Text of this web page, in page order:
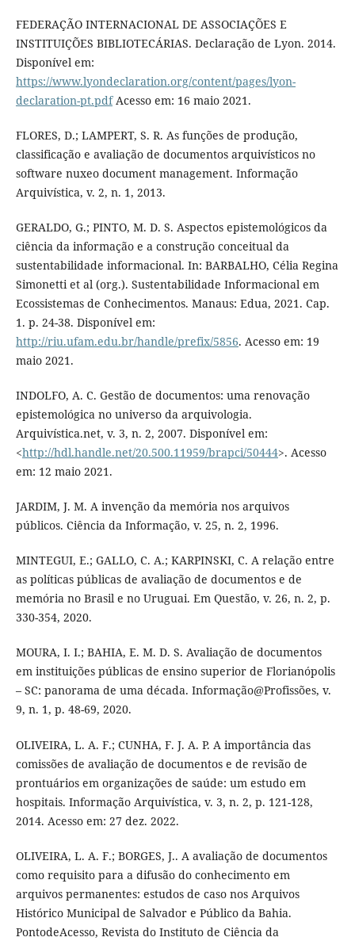
FEDERAÇÃO INTERNACIONAL DE ASSOCIAÇÕES E
INSTITUIÇÕES BIBLIOTECÁRIAS. Declaração de Lyon. 2014.
Disponível em:
https://www.lyondeclaration.org/content/pages/lyon-
declaration-pt.pdfAcesso em: 16 maio 2021.
FLORES, D.; LAMPERT, S. R. As funções de produção,
classificação e avaliação de documentos arquivísticos no
software nuxeo document management. Informação
Arquivística, v. 2, n. 1, 2013.
GERALDO, G.; PINTO, M. D. S. Aspectos epistemológicos da
ciência da informação e a construção conceitual da
sustentabilidade informacional. In: BARBALHO, Célia Regina
Simonetti et al (org.). Sustentabilidade Informacional em
Ecossistemas de Conhecimentos. Manaus: Edua, 2021. Cap.
1. p. 24-38. Disponível em:
http://riu.ufam.edu.br/handle/prefix/5856. Acesso em: 19
maio 2021.
INDOLFO, A. C. Gestão de documentos: uma renovação
epistemológica no universo da arquivologia.
Arquivística.net, v. 3, n. 2, 2007. Disponível em:
<http://hdl.handle.net/20.500.11959/brapci/50444>. Acesso
em: 12 maio 2021.
JARDIM, J. M. A invenção da memória nos arquivos
públicos. Ciência da Informação, v. 25, n. 2, 1996.
MINTEGUI, E.; GALLO, C. A.; KARPINSKI, C. A relação entre
as políticas públicas de avaliação de documentos e de
memória no Brasil e no Uruguai. Em Questão, v. 26, n. 2, p.
330-354, 2020.
MOURA, I. I.; BAHIA, E. M. D. S. Avaliação de documentos
em instituições públicas de ensino superior de Florianópolis
– SC: panorama de uma década. Informação@Profissões, v.
9, n. 1, p. 48-69, 2020.
OLIVEIRA, L. A. F.; CUNHA, F. J. A. P. A importância das
comissões de avaliação de documentos e de revisão de
prontuários em organizações de saúde: um estudo em
hospitais. Informação Arquivística, v. 3, n. 2, p. 121-128,
2014. Acesso em: 27 dez. 2022.
OLIVEIRA, L. A. F.; BORGES, J.. A avaliação de documentos
como requisito para a difusão do conhecimento em
arquivos permanentes: estudos de caso nos Arquivos
Histórico Municipal de Salvador e Público da Bahia.
PontodeAcesso, Revista do Instituto de Ciência da